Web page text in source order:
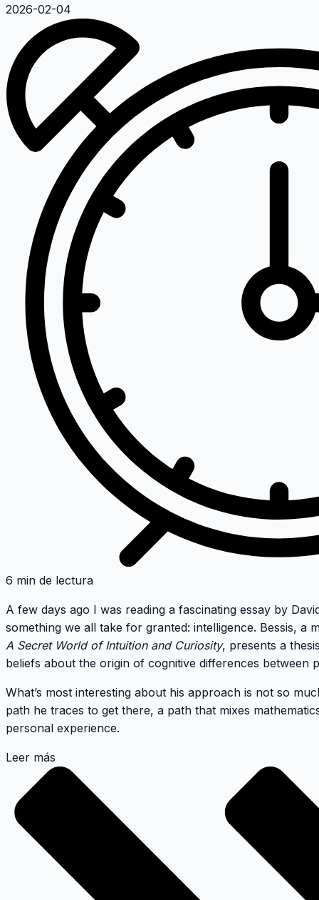
2026-02-04
6 min de lectura
A few days ago I was reading a fascinating essay by
something we all take for granted: intelligence. Bessis, a
A Secret World of Intuition and Curiosity, presents a
beliefs about the origin of cognitive differences between
What’s most interesting about his approach is not so
path he traces to get there, a path that mixes
personal experience.
Leer más